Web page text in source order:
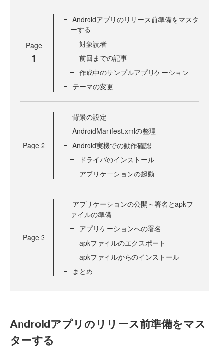
Page
1
Androidアプリのリリース前準備をマスタ
ーする
対象読者
前回までの記事
作成中のサンプルアプリケーション
テーマの変更
Page 2
背景の設定
AndroidManifest.xmlの整理
Android実機での動作確認
ドライバのインストール
アプリケーションの起動
Page 3
アプリケーションの公開～署名とapkフ
ァイルの準備
アプリケーションへの署名
apkファイルのエクスポート
apkファイルからのインストール
まとめ
Androidアプリのリリース前準備をマス
ターする